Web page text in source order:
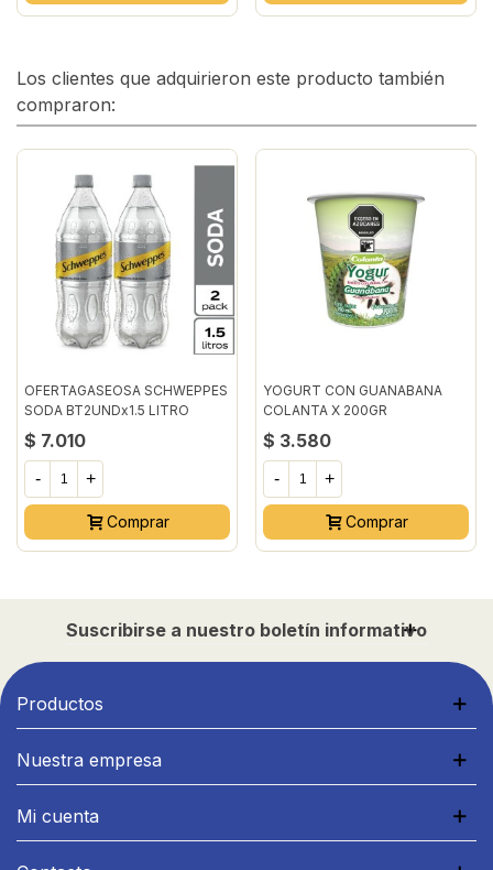
Los clientes que adquirieron este producto también
compraron:
OFERTAGASEOSA SCHWEPPES
SODA BT2UNDx1.5 LITRO
$ 7.010
- +
Comprar
YOGURT CON GUANABANA
COLANTA X 200GR
$ 3.580
- +
Comprar
Suscribirse a nuestro boletín informativo
Productos
Nuestra empresa
Mi cuenta